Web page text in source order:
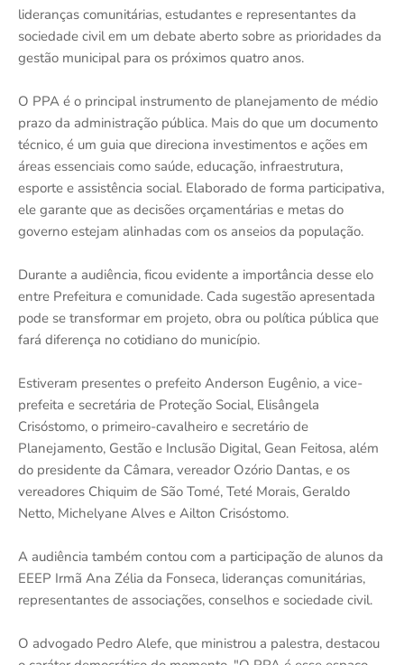
lideranças comunitárias, estudantes e representantes da
sociedade civil em um debate aberto sobre as prioridades da
gestão municipal para os próximos quatro anos.
O PPA é o principal instrumento de planejamento de médio
prazo da administração pública. Mais do que um documento
técnico, é um guia que direciona investimentos e ações em
áreas essenciais como saúde, educação, infraestrutura,
esporte e assistência social. Elaborado de forma participativa,
ele garante que as decisões orçamentárias e metas do
governo estejam alinhadas com os anseios da população.
Durante a audiência, ficou evidente a importância desse elo
entre Prefeitura e comunidade. Cada sugestão apresentada
pode se transformar em projeto, obra ou política pública que
fará diferença no cotidiano do município.
Estiveram presentes o prefeito Anderson Eugênio, a vice-
prefeita e secretária de Proteção Social, Elisângela
Crisóstomo, o primeiro-cavalheiro e secretário de
Planejamento, Gestão e Inclusão Digital, Gean Feitosa, além
do presidente da Câmara, vereador Ozório Dantas, e os
vereadores Chiquim de São Tomé, Teté Morais, Geraldo
Netto, Michelyane Alves e Ailton Crisóstomo.
A audiência também contou com a participação de alunos da
EEEP Irmã Ana Zélia da Fonseca, lideranças comunitárias,
representantes de associações, conselhos e sociedade civil.
O advogado Pedro Alefe, que ministrou a palestra, destacou